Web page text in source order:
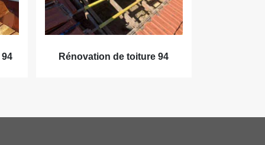
Rénovation de toiture 94